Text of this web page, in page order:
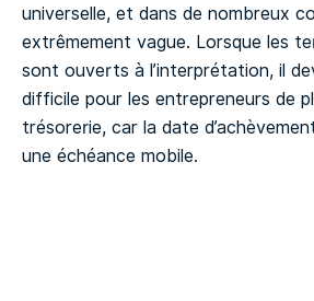
universelle, et dans de nombreux
extrêmement vague. Lorsque les
sont ouverts à l’interprétation, il
difficile pour les entrepreneurs de
trésorerie, car la date
une échéance mobile.